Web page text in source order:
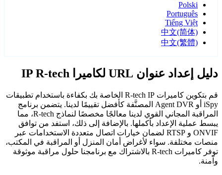
Polski
Português
Tiếng Việt
中文(简体)
中文(繁體)
دليل إعداد عنوان URL لكاميرا IP R-tech
قم بتكوين كاميرات R-tech IP الخاصة بك بكفاءة باستخدام تطبيقات
iSpy أو Agent DVR المصنَّفة كأفضل تقييمًا لدينا. يتضمن برنامج
المراقبة المجاني القوي لدينا معالجًا مخصصًا لنماذج R-tech، مما
يبسط عملية الإعداد بأكملها. بالإضافة إلى ذلك، استفد من توافق
ONVIF و RTSP لضمان خيارات اتصال متعددة الاستخدامات عبر
منصات مختلفة. سواء لأغراض أمان المنزل أو المراقبة في المكتب،
توفر كاميرات R-tech بالاشتراك مع برنامجنا حلول مراقبة موثوقة
وآمنة.